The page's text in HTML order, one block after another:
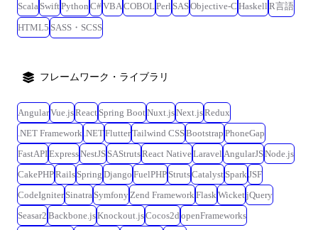
Scala SwiftPython C#VBACOBOL Perl SASObjective-C Haskell R言語
HTML5 SASS・SCSS
フレームワーク・ライブラリ
AngularVue.jsReact Spring BootNuxt.jsNext.jsRedux
.NET Framework .NETFlutterTailwind CSSBootstrap PhoneGap
FastAPIExpressNestJS SAStrutsReact NativeLaravel AngularJSNode.js
CakePHPRails Spring Django FuelPHP StrutsCatalyst SparkJSF
CodeIgniter Sinatra SymfonyZend FrameworkFlaskWicketjQuery
Seasar2 Backbone.jsKnockout.jsCocos2d openFrameworks